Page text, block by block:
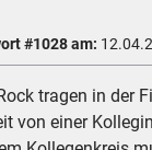
#1028 am:
tragen in der
von einer